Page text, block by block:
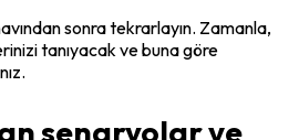
sonra tekrarlayın. Zamanla,
tanıyacak ve buna göre
senaryolar ve